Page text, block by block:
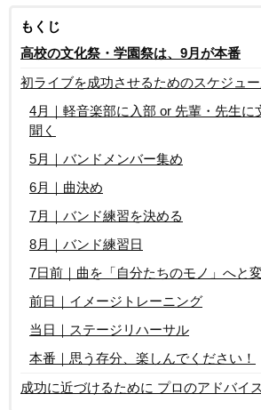
もくじ
高校の文化祭・学園祭は、9月が本番
初ライブを成功させるためのスケジュ
4月｜軽音楽部に入部 or 先輩・先生に
聞く
5月｜バンドメンバー集め
6月｜曲決め
7月｜バンド練習を決める
8月｜バンド練習日
7日前｜曲を「自分たちのモノ」へと
前日｜イメージトレーニング
当日｜ステージリハーサル
本番｜思う存分、楽しんでください！
成功に近づけるために プロのアドバイ